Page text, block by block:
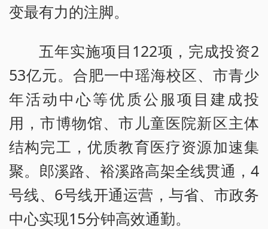
变最有力的注脚。
五年实施项目122项，完成投资2
53亿元。合肥一中瑶海校区、市青少
年活动中心等优质公服项目建成投
用，市博物馆、市儿童医院新区主体
结构完工，优质教育医疗资源加速集
聚。郎溪路、裕溪路高架全线贯通，4
号线、6号线开通运营，与省、市政务
中心实现15分钟高效通勤。